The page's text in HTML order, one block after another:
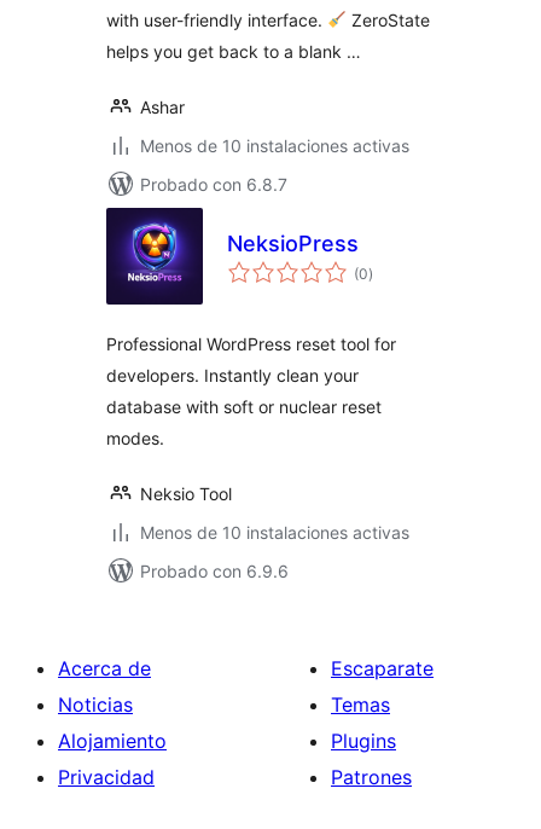
with user-friendly interface.
ZeroState
helps you get back to a blank …
Ashar
Menos de 10 instalaciones activas
Probado con 6.8.7
NeksioPress
(0valoraciones
en
)
Professional WordPress reset tool for
developers. Instantly clean your
database with soft or nuclear reset
modes.
Neksio Tool
Menos de 10 instalaciones activas
Probado con 6.9.6
Acerca de
Noticias
Alojamiento
Privacidad
Escaparate
Temas
Plugins
Patrones